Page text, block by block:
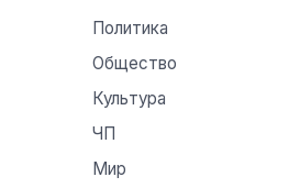
Политика
Общество
Культура
ЧП
Мир